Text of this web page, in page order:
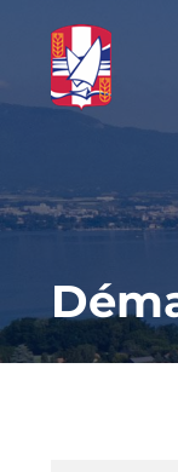
contenu